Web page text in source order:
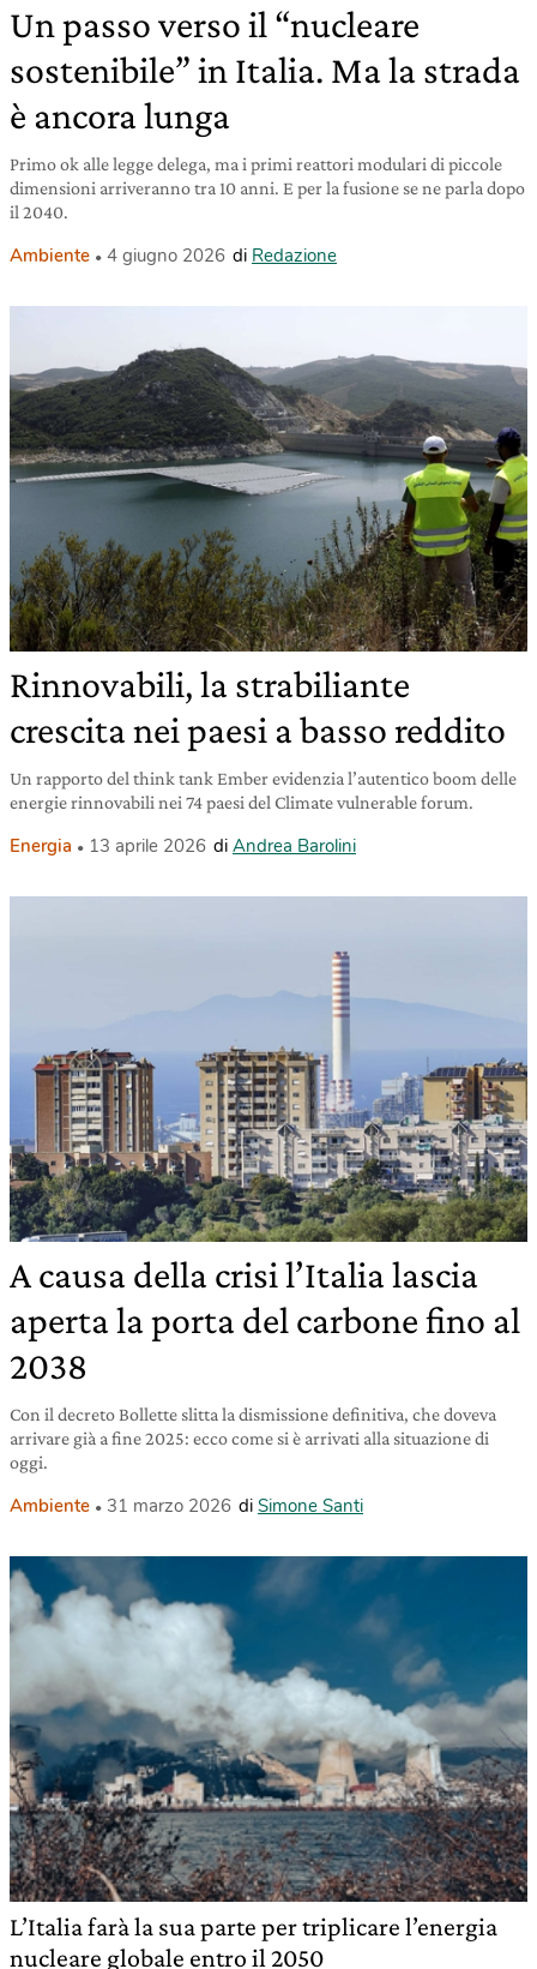
Un passo verso il “nucleare
sostenibile” in Italia. Ma la strada
è ancora lunga
Primo ok alle legge delega, ma i primi reattori modulari di piccole
dimensioni arriveranno tra 10 anni. E per la fusione se ne parla dopo
il 2040.
Ambiente 4 giugno 2026 di Redazione
Rinnovabili, la strabiliante
crescita nei paesi a basso reddito
Un rapporto del think tank Ember evidenzia l’autentico boom delle
energie rinnovabili nei 74 paesi del Climate vulnerable forum.
Energia 13 aprile 2026 di Andrea Barolini
A causa della crisi l’Italia lascia
aperta la porta del carbone fino al
2038
Con il decreto Bollette slitta la dismissione definitiva, che doveva
arrivare già a fine 2025: ecco come si è arrivati alla situazione di
oggi.
Ambiente 31 marzo 2026 di Simone Santi
L’Italia farà la sua parte per triplicare l’energia
nucleare globale entro il 2050